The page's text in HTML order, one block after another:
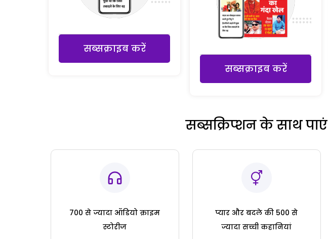
सब्सक्राइब करें
सब्सक्राइब करें
सब्सक्रिप्शन के साथ पाएं
700 से ज्यादा ऑडियो क्राइम
स्टोरीज
प्यार और बदले की 500 से
ज्यादा सच्ची कहानियां